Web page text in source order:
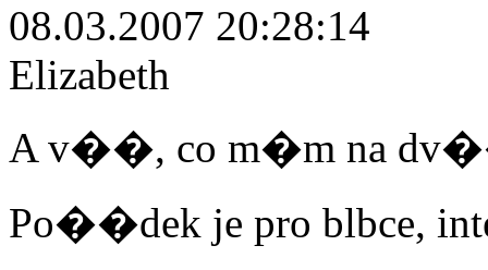
08.03.2007 20:28:14
Elizabeth
A v��, co m�m na
Po��dek je pro blbce,